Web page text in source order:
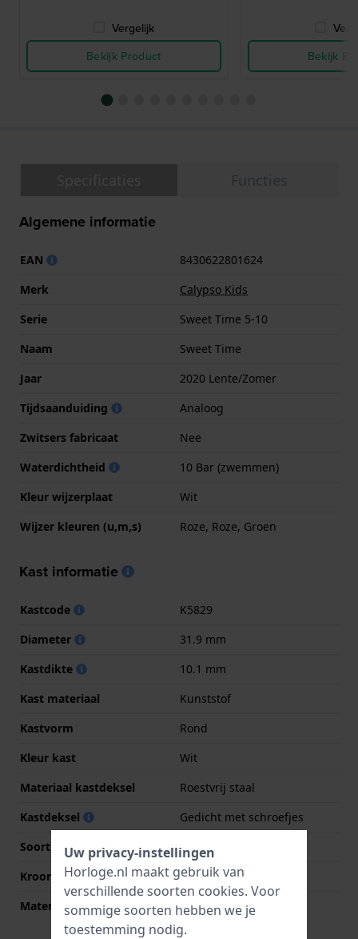
Vergelijk
Bekijk Product
Bekijk
Algemene informatie
EAN
8430622801624
Merk
Calypso Kids
Serie
Sweet Time 5-10
Naam
Sweet Time
Jaar
2020 Lente/Zomer
Tijdsaanduiding
Analoog
Zwitsers fabricaat
Nee
Waterdichtheid
10 Bar (zwemmen)
Kleur wijzerplaat
Wit
Wijzer kleuren (u,m,s)
Roze, Roze, Groen
Kast informatie
Kastcode
K5829
Diameter
31.9 mm
Kastdikte
10.1 mm
Kast materiaal
Kunststof
Kastvorm
Rond
Kleur kast
Wit
Materiaal kastdeksel
Roestvrij staal
Kastdeksel
Gedicht met schroefjes
Soort glas
Acryl
Kroon
Druk kroon
Materiaal bezel
Kunststof
Uw privacy-instellingen
Horloge.nl maakt gebruik van
verschillende soorten cookies. Voor
sommige soorten hebben we je
toestemming nodig.